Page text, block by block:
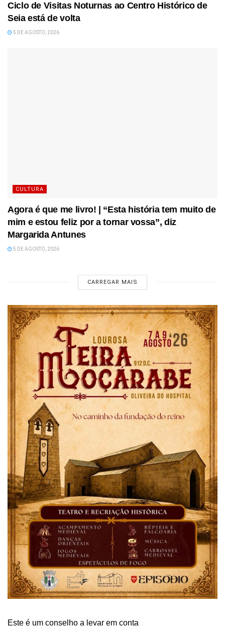
Ciclo de Visitas Noturnas ao Centro Histórico de
Seia está de volta
5 DE AGOSTO, 2026
CULTURA
Agora é que me livro! | “Esta história tem muito de
mim e estou feliz por a tornar vossa”, diz
Margarida Antunes
5 DE AGOSTO, 2026
CARREGAR MAIS
Este é um conselho a levar em conta